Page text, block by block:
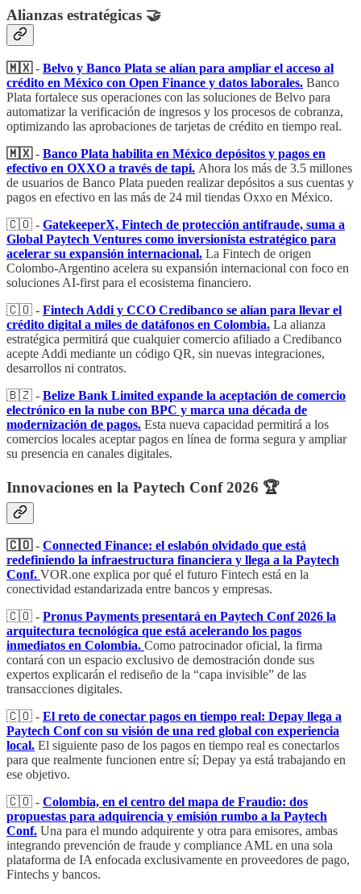
Alianzas estratégicas 🤝
🇲🇽- Belvo y Banco Plata se alían para ampliar el acceso al
crédito en México con Open Finance y datos laborales. Banco
Plata fortalece sus operaciones con las soluciones de Belvo para
automatizar la verificación de ingresos y los procesos de cobranza,
optimizando las aprobaciones de tarjetas de crédito en tiempo real.
🇲🇽- Banco Plata habilita en México depósitos y pagos en
efectivo en OXXO a través de tapi. Ahora los más de 3.5 millones
de usuarios de Banco Plata pueden realizar depósitos a sus cuentas y
pagos en efectivo en las más de 24 mil tiendas Oxxo en México.
🇨🇴 - GatekeeperX, Fintech de protección antifraude, suma a
Global Paytech Ventures como inversionista estratégico para
acelerar su expansión internacional. La Fintech de origen
Colombo-Argentino acelera su expansión internacional con foco en
soluciones AI-first para el ecosistema financiero.
🇨🇴 - Fintech Addi y CCO Credibanco se alían para llevar el
crédito digital a miles de datáfonos en Colombia. La alianza
estratégica permitirá que cualquier comercio afiliado a Credibanco
acepte Addi mediante un código QR, sin nuevas integraciones,
desarrollos ni contratos.
🇧🇿 - Belize Bank Limited expande la aceptación de comercio
electrónico en la nube con BPC y marca una década de
modernización de pagos. Esta nueva capacidad permitirá a los
comercios locales aceptar pagos en línea de forma segura y ampliar
su presencia en canales digitales.
Innovaciones en la Paytech Conf 2026 🏆
🇨🇴- Connected Finance: el eslabón olvidado que está
redefiniendo la infraestructura financiera y llega a la Paytech
Conf. VOR.one explica por qué el futuro Fintech está en la
conectividad estandarizada entre bancos y empresas.
🇨🇴 - Pronus Payments presentará en Paytech Conf 2026 la
arquitectura tecnológica que está acelerando los pagos
inmediatos en Colombia. Como patrocinador oficial, la firma
contará con un espacio exclusivo de demostración donde sus
expertos explicarán el rediseño de la “capa invisible” de las
transacciones digitales.
🇨🇴 - El reto de conectar pagos en tiempo real: Depay llega a
Paytech Conf con su visión de una red global con experiencia
local. El siguiente paso de los pagos en tiempo real es conectarlos
para que realmente funcionen entre sí; Depay ya está trabajando en
ese objetivo.
🇨🇴 - Colombia, en el centro del mapa de Fraudio: dos
propuestas para adquirencia y emisión rumbo a la Paytech
Conf. Una para el mundo adquirente y otra para emisores, ambas
integrando prevención de fraude y compliance AML en una sola
plataforma de IA enfocada exclusivamente en proveedores de pago,
Fintechs y bancos.